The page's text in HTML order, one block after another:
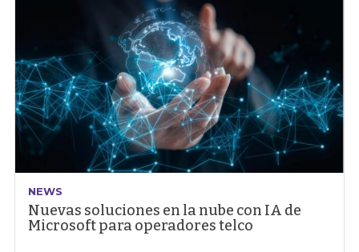
NEWS
Nuevas soluciones en la nube con IA de
Microsoft para operadores telco